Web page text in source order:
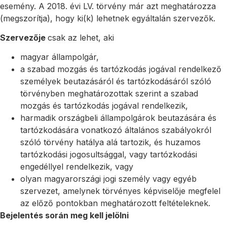
esemény. A 2018. évi LV. törvény már azt meghatározza
(megszorítja), hogy ki(k) lehetnek egyáltalán szervezők.
Szervezője csak az lehet, aki
magyar állampolgár,
a szabad mozgás és tartózkodás jogával rendelkező
személyek beutazásáról és tartózkodásáról szóló
törvényben meghatározottak szerint a szabad
mozgás és tartózkodás jogával rendelkezik,
harmadik országbeli állampolgárok beutazására és
tartózkodására vonatkozó általános szabályokról
szóló törvény hatálya alá tartozik, és huzamos
tartózkodási jogosultsággal, vagy tartózkodási
engedéllyel rendelkezik, vagy
olyan magyarországi jogi személy vagy egyéb
szervezet, amelynek törvényes képviselője megfelel
az előző pontokban meghatározott feltételeknek.
Bejelentés során meg kell jelölni